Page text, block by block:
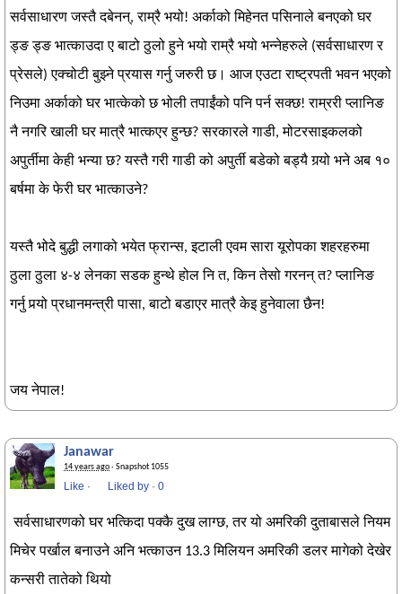
सर्वसाधारण जस्तै दबेनन्, राम्रै भयो! अर्काको मिहेनत पसिनाले बनएको घर
ड्ङ ड्ङ भात्काउदा ए बाटो ठुलो हुने भयो राम्रै भयो भन्नेहरुले (सर्वसाधारण र
प्रेसले) एक्चोटी बुझ्ने प्रयास गर्नु जरुरी छ। आज एउटा राष्ट्रपती भवन भएको
निउमा अर्काको घर भात्केको छ भोली तपाईंको पनि पर्न सक्छ! राम्ररी प्लानिङ
नै नगरि खाली घर मात्रै भात्कएर हुन्छ? सरकारले गाडी, मोटरसाइकलको
अपुर्तीमा केही भन्या छ? यस्तै गरी गाडी को अपुर्ती बडेको बड्यै गर्‍यो भने अब १०
बर्षमा के फेरी घर भात्काउने?
यस्तै भोदे बुद्धी लगाको भयेत फ्रान्स, इटाली एवम सारा यूरोपका शहरहरुमा
ठुला ठुला ४-४ लेनका सडक हुन्थे होल नि त, किन तेसो गरनन् त? प्लानिङ
गर्नु पर्‍यो प्रधानमन्त्री पासा, बाटो बडाएर मात्रै केइ हुनेवाला छैन!
जय नेपाल!
Janawar
14 years ago· Snapshot 1055
Like · Liked by · 0
सर्वसाधारणको घर भत्किदा पक्कै दुख लाग्छ, तर यो अमरिकी दुताबासले नियम
मिचेर पर्खाल बनाउने अनि भत्काउन 13.3 मिलियन अमरिकी डलर मागेको देखेर
कन्सरी तातेको थियो